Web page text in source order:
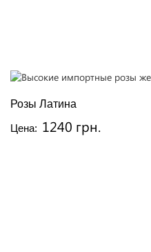
Розы Латина
Цена: 1240 грн.